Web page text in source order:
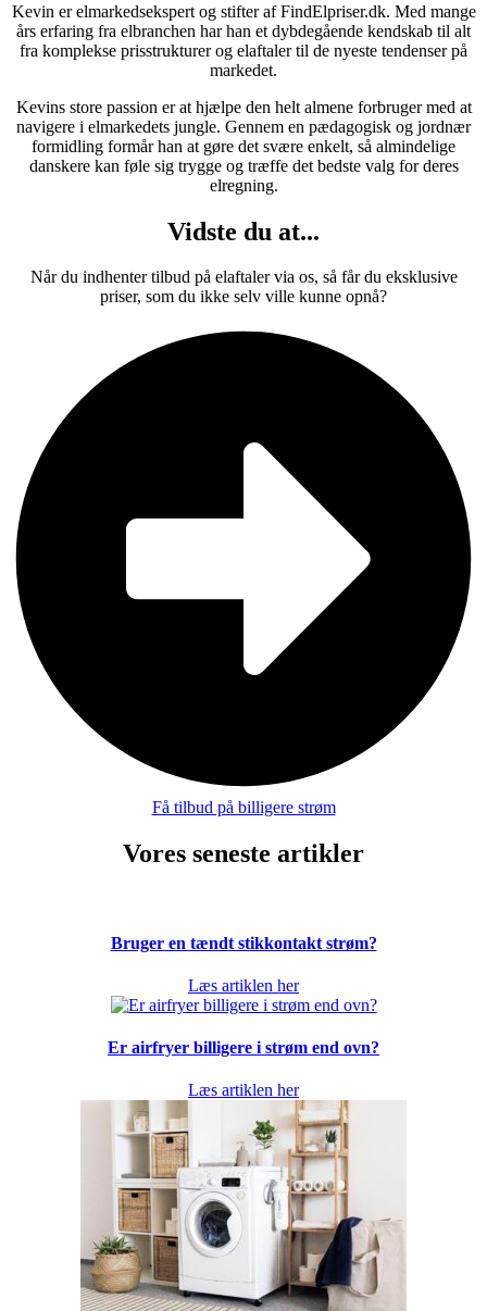
Kevin er elmarkedsekspert og stifter af FindElpriser.dk. Med mange
års erfaring fra elbranchen har han et dybdegående kendskab til alt
fra komplekse prisstrukturer og elaftaler til de nyeste tendenser på
markedet.
Kevins store passion er at hjælpe den helt almene forbruger med at
navigere i elmarkedets jungle. Gennem en pædagogisk og jordnær
formidling formår han at gøre det svære enkelt, så almindelige
danskere kan føle sig trygge og træffe det bedste valg for deres
elregning.
Vidste du at...
Når du indhenter tilbud på elaftaler via os, så får du eksklusive
priser, som du ikke selv ville kunne opnå?
Få tilbud på billigere strøm
Vores seneste artikler
Bruger en tændt stikkontakt strøm?
Læs artiklen her
Er airfryer billigere i strøm end ovn?
Læs artiklen her